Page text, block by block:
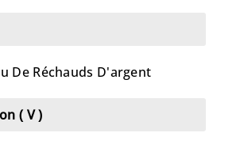
De Réchauds D'argent
( V )